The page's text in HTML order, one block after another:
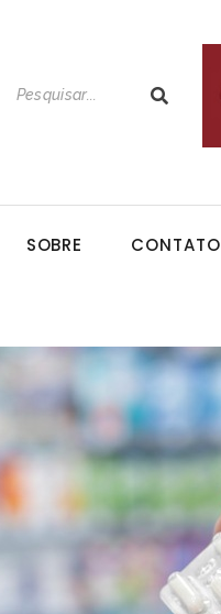
SOBRE CONTATO